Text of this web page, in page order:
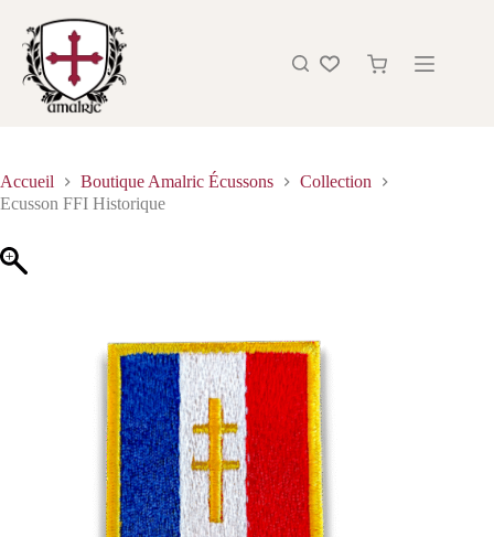
Accueil Boutique Amalric Écussons
Collection
Ecusson FFI Historique